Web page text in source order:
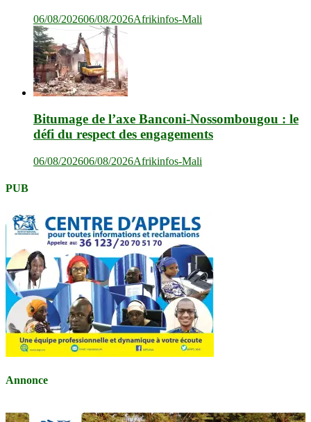
06/08/202606/08/2026Afrikinfos-Mali
Bitumage de l’axe Banconi-Nossombougou : le
défi du respect des engagements
06/08/202606/08/2026Afrikinfos-Mali
PUB
Annonce